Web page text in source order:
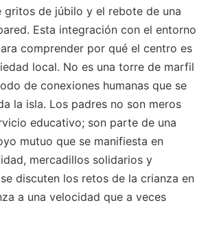
gritos de júbilo y el rebote de una
Esta integración con el entorno
comprender por qué el centro es
local. No es una torre de marfil
de conexiones humanas que se
la isla. Los padres no son meros
educativo; son parte de una
mutuo que se manifiesta en
mercadillos solidarios y
discuten los retos de la crianza en
a una velocidad que a veces